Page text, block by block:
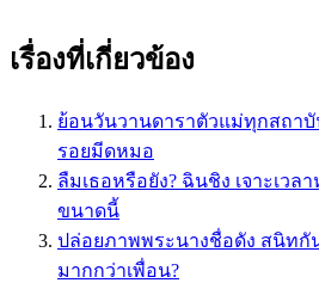
เรื่องที่เกี่ยวข้อง
ย้อนวันวานดาราตัวแม่ทุกสถา
รอยมีดหมอ
ลืมเธอหรือยัง? ฉินชิง เจาะเวล
ขนาดนี้
ปล่อยภาพพระนางชื่อดัง สนิทกั
มากกว่าเพื่อน?